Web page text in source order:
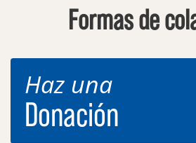
Formas de
Haz una
Donación